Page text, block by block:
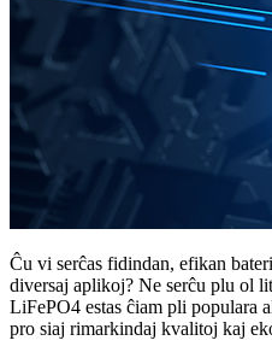
Ĉu vi serĉas fidindan, efikan
diversaj aplikoj? Ne serĉu plu ol
LiFePO4 estas ĉiam pli populara
pro siaj rimarkindaj kvalitoj kaj